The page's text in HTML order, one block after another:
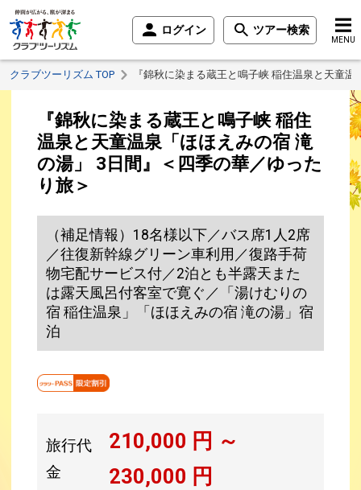
ログイン ツアー検索
MENU
クラブツーリズム TOP 『錦秋に染まる蔵王と鳴子峡 稲住温泉と天童
『錦秋に染まる蔵王と鳴子峡 稲住
温泉と天童温泉「ほほえみの宿 滝
の湯」 3日間』＜四季の華／ゆった
り旅＞
（補足情報）18名様以下／バス席1人2席
／往復新幹線グリーン車利用／復路手荷
物宅配サービス付／2泊とも半露天また
は露天風呂付客室で寛ぐ／「湯けむりの
宿 稲住温泉」「ほほえみの宿 滝の湯」宿
泊
旅行代
金
210,000 円 ～
230,000 円